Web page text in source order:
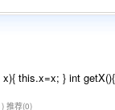
this.x=x; } int
推荐(0)